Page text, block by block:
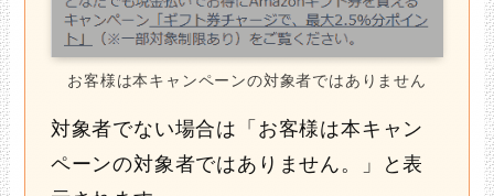
お客様は本キャンペーンの対象者ではありません
対象者でない場合は「お客様は本キャン
ペーンの対象者ではありません。」と表